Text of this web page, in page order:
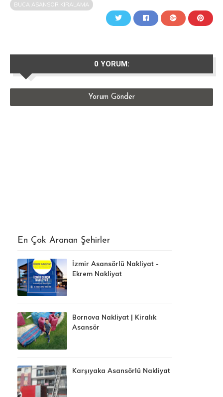
BUCA ASANSÖR KIRALAMA
0 YORUM:
Yorum Gönder
En Çok Aranan Şehirler
İzmir Asansörlü Nakliyat -
Ekrem Nakliyat
Bornova Nakliyat | Kiralık
Asansör
Karşıyaka Asansörlü Nakliyat